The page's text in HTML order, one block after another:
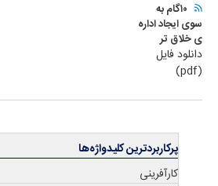
۱۰گام به
سوی ایجاد اداره
ی خلاق تر
دانلود فایل
(pdf)
پرکاربردترین کلیدواژه‌ها
کارآفرینی